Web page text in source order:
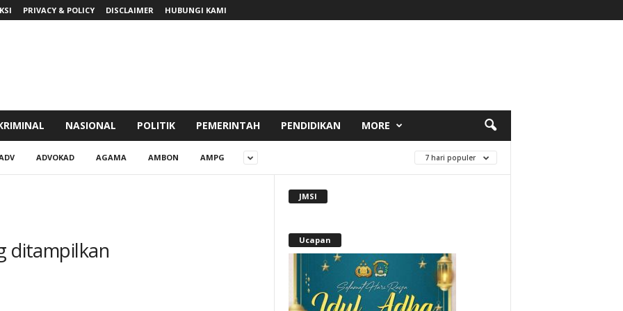
PRIVACY & POLICY DISCLAIMER HUBUNGI KAMI
NASIONAL POLITIK PEMERINTAH PENDIDIKAN MORE
ADVOKAD AGAMA AMBON AMPG 7 hari populer
ditampilkan
JMSI
Ucapan